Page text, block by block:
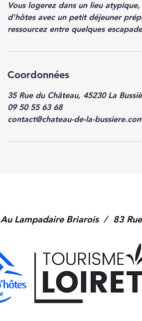
Vous logerez dans un lieu
d'hôtes avec un petit déjeuner
ressourcez entre quelques
Coordonnées
35 Rue du Château, 45230 La
09 50 55 63 68
contact@chateau-de-la-
83
Au Lampadaire Briarois /